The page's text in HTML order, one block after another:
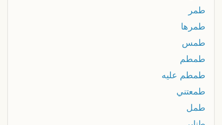
طمر
طمرها
طمس
طمطم
طمطم عليه
طمعتني
طمل